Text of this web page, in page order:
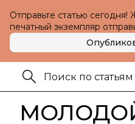
Отправьте статью сегодня!
печатный экземпляр